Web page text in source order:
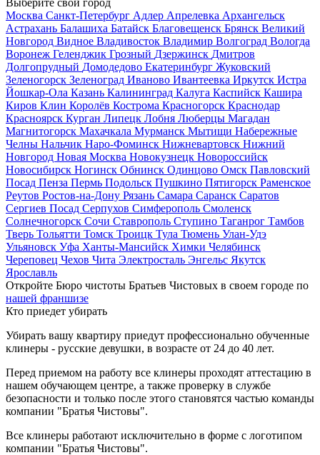
Выберите свой город
Москва Санкт-Петербург Адлер Апрелевка Архангельск
Астрахань Балашиха Батайск Благовещенск Брянск Великий
Новгород Видное Владивосток Владимир Волгоград Вологда
Воронеж Геленджик Грозный Дзержинск Дмитров
Долгопрудный Домодедово Екатеринбург Жуковский
Зеленогорск Зеленоград Иваново Ивантеевка Иркутск Истра
Йошкар-Ола Казань Калининград Калуга Каспийск Кашира
Киров Клин Королёв Кострома Красногорск Краснодар
Красноярск Курган Липецк Лобня Люберцы Магадан
Магнитогорск Махачкала Мурманск Мытищи Набережные
Челны Нальчик Наро-Фоминск Нижневартовск Нижний
Новгород Новая Москва Новокузнецк Новороссийск
Новосибирск Ногинск Обнинск Одинцово Омск Павловский
Посад Пенза Пермь Подольск Пушкино Пятигорск Раменское
Реутов Ростов-на-Дону Рязань Самара Саранск Саратов
Сергиев Посад Серпухов Симферополь Смоленск
Солнечногорск Сочи Ставрополь Ступино Таганрог Тамбов
Тверь Тольятти Томск Троицк Тула Тюмень Улан-Удэ
Ульяновск Уфа Ханты-Мансийск Химки Челябинск
Череповец Чехов Чита Электросталь Энгельс Якутск
Ярославль
Откройте Бюро чистоты Братьев Чистовых в своем городе по
нашей франшизе
Кто приедет убирать
Убирать вашу квартиру приедут профессионально обученные
клинеры - русские девушки, в возрасте от 24 до 40 лет.
Перед приемом на работу все клинеры проходят аттестацию в
нашем обучающем центре, а также проверку в службе
безопасности и только после этого становятся частью команды
компании "Братья Чистовы".
Все клинеры работают исключительно в форме с логотипом
компании "Братья Чистовы".